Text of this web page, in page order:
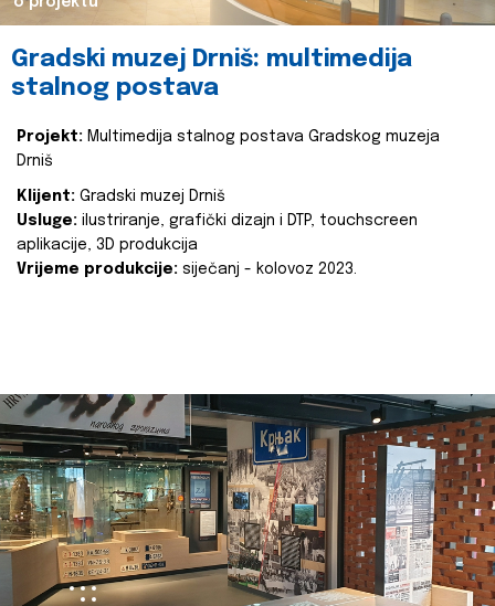
Gradski muzej Drniš: multimedija
stalnog postava
Projekt: Multimedija stalnog postava Gradskog muzeja
Drniš
Klijent: Gradski muzej Drniš
Usluge: ilustriranje, grafički dizajn i DTP, touchscreen
aplikacije, 3D produkcija
Vrijeme produkcije: siječanj - kolovoz 2023.